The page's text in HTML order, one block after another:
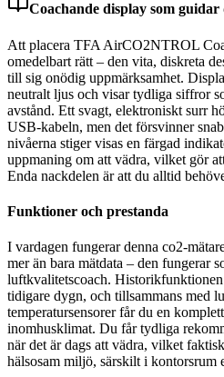
Coachande display som
Att placera TFA AirCO2NTROL
omedelbart rätt – den vita, diskreta
till sig onödig uppmärksamhet.
neutralt ljus och visar tydliga siffror
avstånd. Ett svagt, elektroniskt surr
USB-kabeln, men det försvinner
nivåerna stiger visas en färgad
uppmaning om att vädra, vilket gör
Enda nackdelen är att du alltid
Funktioner och prestanda
I vardagen fungerar denna co2-
mer än bara mätdata – den fungerar
luftkvalitetscoach.
tidigare dygn, och tillsammans med
temperatursensorer får du en
inomhusklimat. Du får tydliga
när det är dags att vädra, vilket
hälsosam miljö, särskilt i kontorsrum